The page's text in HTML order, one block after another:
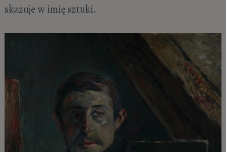
skazuje w imię sztuki.